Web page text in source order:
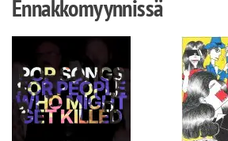
Ennakkomyynnissä